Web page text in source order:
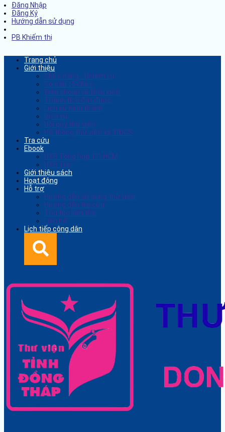
Đăng Nhập
Đăng Ký
Hướng dẫn sử dụng
PB Khiếm thị
Trang chủ
Giới thiệu
Chức năng - Nhiệm vụ
Cơ cấu tổ chức
Điều khoản và Điều kiện
Thành tích đạt được
Lịch sử hình thành
Dịch vụ
Nội quy thư viện
Hệ thống thư viện xã, PĐCS
Tra cứu
Ebook
NXB Tổng hợp TP. HCM
NXB Trẻ
Giới thiệu sách
Hoạt động
Hỗ trợ
Hướng dẫn sử dụng thư viện
Hướng dẫn tra cứu
Thủ tục làm thẻ
Liên hệ
Lịch tiếp công dân